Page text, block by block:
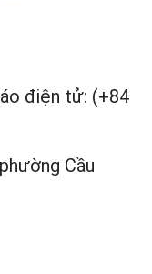
điện tử: (+84
Cầu